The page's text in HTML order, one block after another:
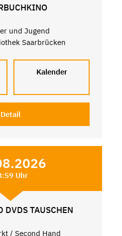
und Jugend
Saarbrücken
Kalender
Detail
Uhr
DVDS TAUSCHEN
/ Second Hand